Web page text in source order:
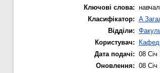
Ключові слова:
Класифікатор: A
Відділи:
Користувач:
Дата подачі: 08 Січ
Оновлення: 08 Січ